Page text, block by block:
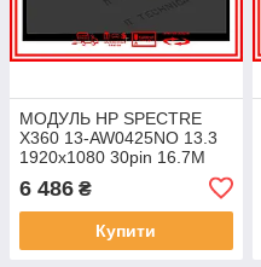
МОДУЛЬ HP SPECTRE
X360 13-AW0425NO 13.3
1920x1080 30pin 16.7M
100% sRGB 400 cd/m² для
ноутбука
6 486 ₴
Купити